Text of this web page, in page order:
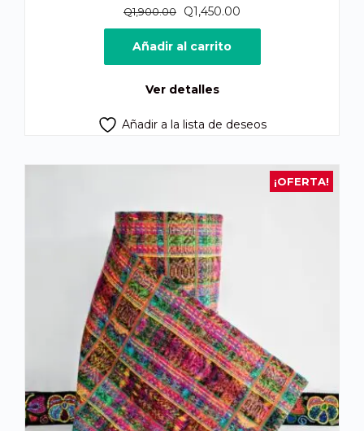
Q1,900.00
El
precio
original
era:
Q1,450.00
precio
es:
Añadir al carrito
Ver detalles
Añadir a la lista de deseos
¡OFERTA!